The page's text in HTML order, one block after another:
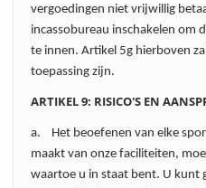
vergoedingen niet vrijwillig
incassobureau inschakelen om
te innen. Artikel 5g hierboven
toepassing zijn.
ARTIKEL 9: RISICO'S EN
a. Het beoefenen van elke
maakt van onze faciliteiten,
waartoe u in staat bent. U kunt